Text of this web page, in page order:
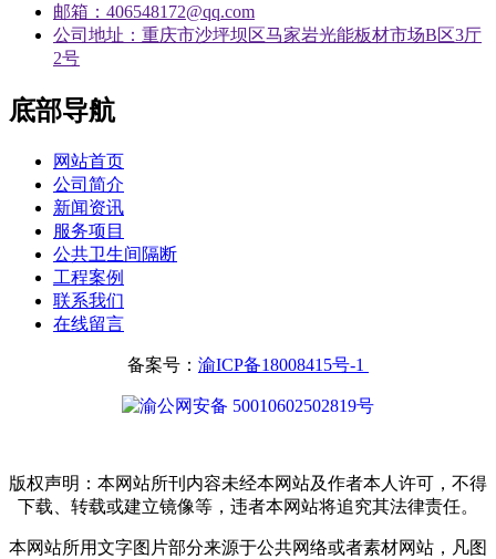
邮箱：406548172@qq.com
公司地址：重庆市沙坪坝区马家岩光能板材市场B区3厅
2号
底部导航
网站首页
公司简介
新闻资讯
服务项目
公共卫生间隔断
工程案例
联系我们
在线留言
备案号： 渝ICP备18008415号-1
渝公网安备 50010602502819号
版权声明：本网站所刊内容未经本网站及作者本人许可，不得
下载、转载或建立镜像等，违者本网站将追究其法律责任。
本网站所用文字图片部分来源于公共网络或者素材网站，凡图